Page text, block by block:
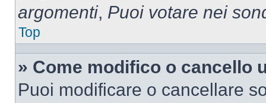
argomenti, Puoi votare nei
Top
» Come modifico o cancello
Puoi modificare o cancellare